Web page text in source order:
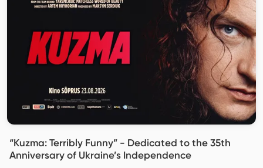
“Kuzma: Terribly Funny” - Dedicated to the 35th
Anniversary of Ukraine’s Independence